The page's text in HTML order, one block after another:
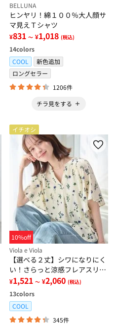
BELLUNA
ヒンヤリ！綿１００％大人顔サ
マ見えＴシャツ
¥831 ～ ¥1,018 (税込)
14colors
COOL
新色追加
ロングセラー
1206件
チラ見をする
イチオシ
10%off
Viola e Viola
【選べる２丈】シワになりにく
い！さらっと涼感フレアスリー
ブブラウス
¥1,521 ～ ¥2,060 (税込)
13colors
COOL
345件